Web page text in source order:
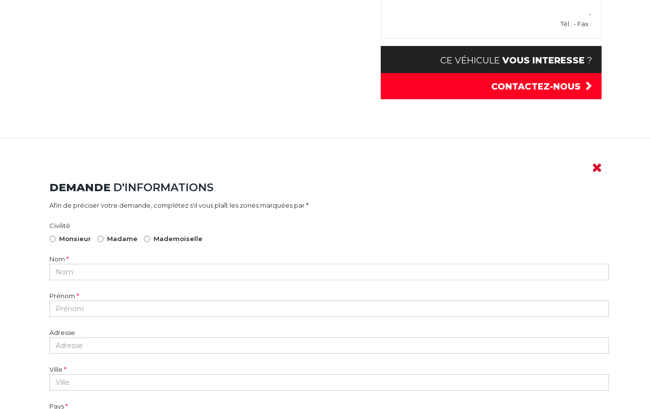
-
Tél : - Fax :
CE VÉHICULE VOUS INTERESSE ?
CONTACTEZ-NOUS
DEMANDE D'INFORMATIONS
Afin de préciser votre demande, complétez s'il vous plaît les zones marquées par *
Civilité
Monsieur
Madame Mademoiselle
Nom *
Prénom *
Adresse
Ville *
Pays*